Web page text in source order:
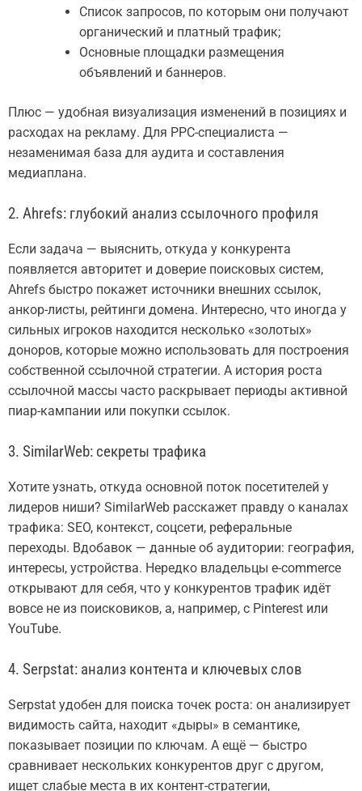
Список запросов, по которым они получают
органический и платный трафик;
Основные площадки размещения
объявлений и баннеров.
Плюс — удобная визуализация изменений в позициях и
расходах на рекламу. Для PPC-специалиста —
незаменимая база для аудита и составления
медиаплана.
2. Ahrefs: глубокий анализ ссылочного профиля
Если задача — выяснить, откуда у конкурента
появляется авторитет и доверие поисковых систем,
Ahrefs быстро покажет источники внешних ссылок,
анкор-листы, рейтинги домена. Интересно, что иногда у
сильных игроков находится несколько «золотых»
доноров, которые можно использовать для построения
собственной ссылочной стратегии. А история роста
ссылочной массы часто раскрывает периоды активной
пиар-кампании или покупки ссылок.
3. SimilarWeb: секреты трафика
Хотите узнать, откуда основной поток посетителей у
лидеров ниши? SimilarWeb расскажет правду о каналах
трафика: SEO, контекст, соцсети, реферальные
переходы. Вдобавок — данные об аудитории: география,
интересы, устройства. Нередко владельцы e-commerce
открывают для себя, что у конкурентов трафик идёт
вовсе не из поисковиков, а, например, с Pinterest или
YouTube.
4. Serpstat: анализ контента и ключевых слов
Serpstat удобен для поиска точек роста: он анализирует
видимость сайта, находит «дыры» в семантике,
показывает позиции по ключам. А ещё — быстро
сравнивает нескольких конкурентов друг с другом,
ищет слабые места в их контент-стратегии,